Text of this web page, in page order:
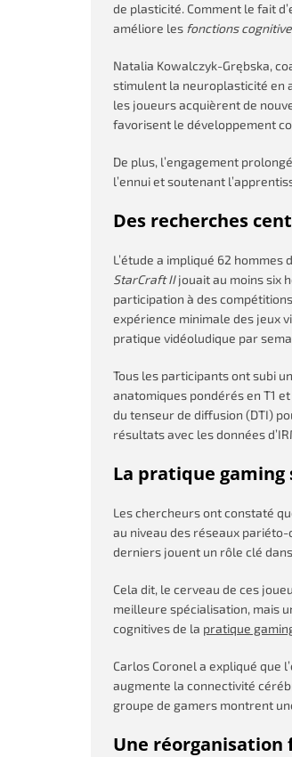
de plasticité. Comment le fait
améliore les fonctions
Natalia Kowalczyk-Grębska,
stimulent la neuroplasticité en
les joueurs acquièrent de
favorisent le développement
De plus, l’engagement
l’ennui et soutenant
Des recherches
L’étude a impliqué 62
StarCraft IIjouait au moins six
participation à des
expérience minimale des jeux
pratique vidéoludique par
Tous les participants ont subi
anatomiques pondérés en T1
du tenseur de diffusion (DTI)
résultats avec les données
La pratique
Les chercheurs ont constaté
au niveau des réseaux
derniers jouent un rôle clé
Cela dit, le cerveau de ces
meilleure spécialisation, mais
cognitives de la pratique
Carlos Coronel a expliqué que
augmente la connectivité
groupe de gamers montrent
Une réorganisation